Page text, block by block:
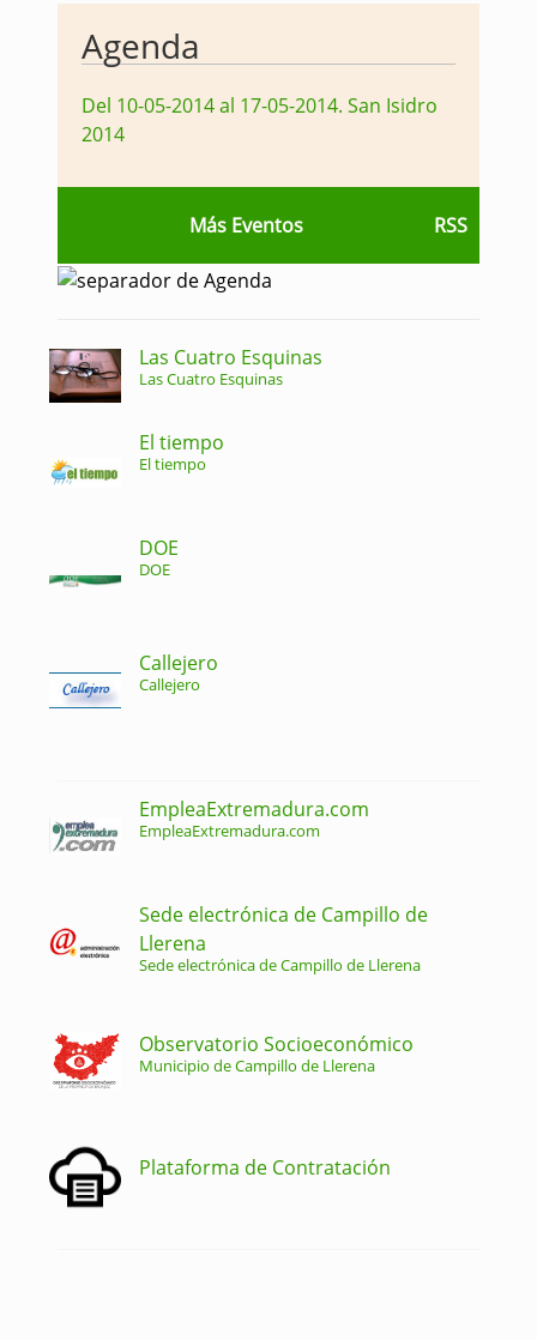
Agenda
Del 10-05-2014 al 17-05-2014. San Isidro
2014
Más Eventos RSS
Las Cuatro Esquinas
Las Cuatro Esquinas
El tiempo
El tiempo
DOE
DOE
Callejero
Callejero
EmpleaExtremadura.com
EmpleaExtremadura.com
Sede electrónica de Campillo de
Llerena
Sede electrónica de Campillo de Llerena
Observatorio Socioeconómico
Municipio de Campillo de Llerena
Plataforma de Contratación